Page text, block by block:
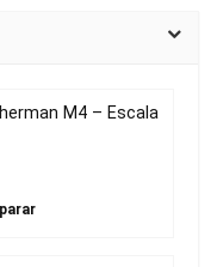
M4 – Escala